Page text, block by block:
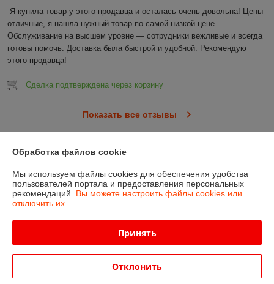
Я купила товар у этого продавца и осталась очень довольна! Цены
отличные, я нашла нужный товар по самой низкой цене.
Обслуживание на высшем уровне — сотрудники вежливые и всегда
готовы помочь. Доставка была быстрой и удобной. Рекомендую
этого продавца!
Сделка подтверждена через корзину
Показать все отзывы
О нас
Контакты
График работы
Обработка файлов cookie
Мы используем файлы cookies для обеспечения удобства
пользователей портала и предоставления персональных
рекомендаций. Вы можете настроить файлы cookies или
отключить их.
Принять
Отклонить